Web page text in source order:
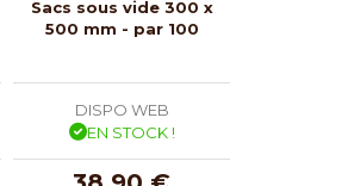
Sacs sous vide 300 x
500 mm - par 100
DISPO WEB
EN STOCK !